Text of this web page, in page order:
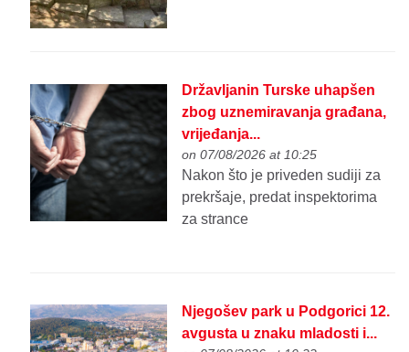
Državljanin Turske uhapšen
zbog uznemiravanja građana,
vrijeđanja...
on 07/08/2026 at 10:25
Nakon što je priveden sudiji za
prekršaje, predat inspektorima
za strance
Njegošev park u Podgorici 12.
avgusta u znaku mladosti i...